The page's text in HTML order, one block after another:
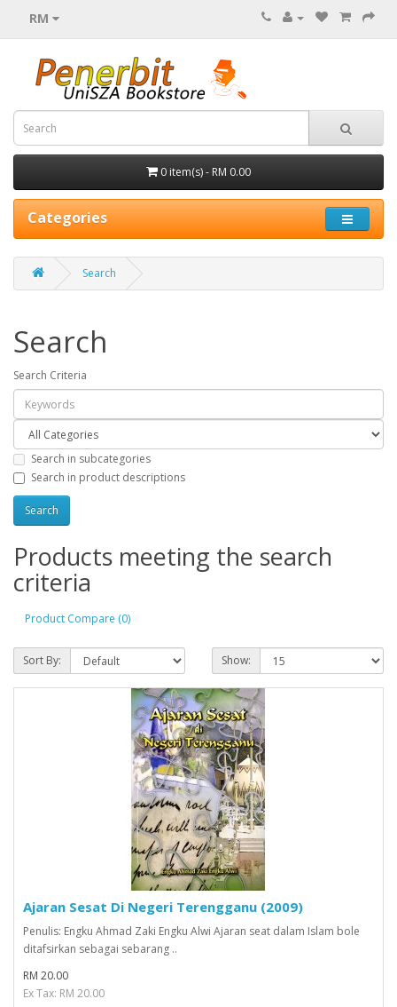
RM
0 item(s) - RM 0.00
Categories
Search
Search
Search Criteria
Search in subcategories
Search in product descriptions
Products meeting the search
criteria
Product Compare (0)
Sort By: Show:
Ajaran Sesat Di Negeri Terengganu (2009)
Penulis: Engku Ahmad Zaki Engku Alwi Ajaran seat dalam Islam bole
ditafsirkan sebagai sebarang ..
RM 20.00
Ex Tax: RM 20.00